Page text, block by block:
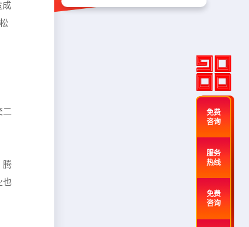
成
二
腾
也
免费
咨询
服务
热线
免费
咨询